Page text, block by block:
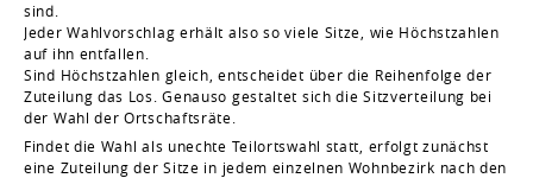
sind.
Jeder Wahlvorschlag erhält also so viele Sitze, wie Höchstzahlen
auf ihn entfallen.
Sind Höchstzahlen gleich, entscheidet über die Reihenfolge der
Zuteilung das Los. Genauso gestaltet sich die Sitzverteilung bei
der Wahl der Ortschaftsräte.
Findet die Wahl als unechte Teilortswahl statt, erfolgt zunächst
eine Zuteilung der Sitze in jedem einzelnen Wohnbezirk nach den